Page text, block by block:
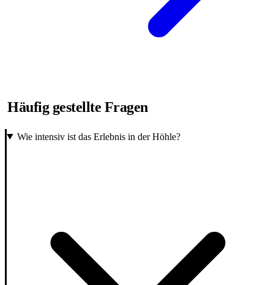
Häufig gestellte Fragen
Wie intensiv ist das Erlebnis in der Höhle?